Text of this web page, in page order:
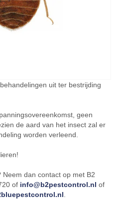
uit ter bestrijding
geen
de aard van het insect zal er
worden verleend.
dan contact op met B2
of info@b2pestcontrol.nl of
.